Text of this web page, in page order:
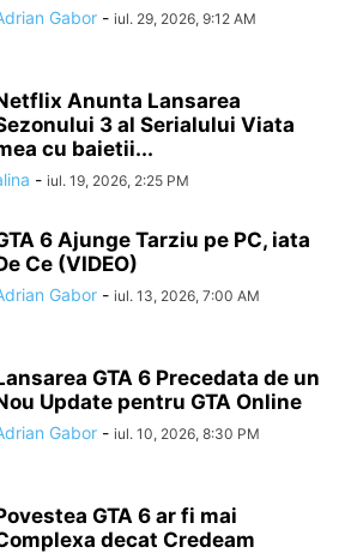
Gabor - iul. 29, 2026, 9:12 AM
Anunta Lansarea
3 al Serialului Viata
cu baietii...
- iul. 19, 2026, 2:25 PM
6 Ajunge Tarziu pe PC, iata
Ce (VIDEO)
Gabor - iul. 13, 2026, 7:00 AM
GTA 6 Precedata de un
Update pentru GTA Online
Gabor - iul. 10, 2026, 8:30 PM
GTA 6 ar fi mai
decat Credeam